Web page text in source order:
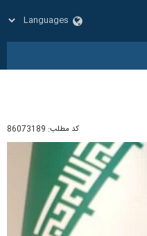
کد مطلب: 86073189